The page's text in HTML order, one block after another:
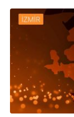
29.12.2020